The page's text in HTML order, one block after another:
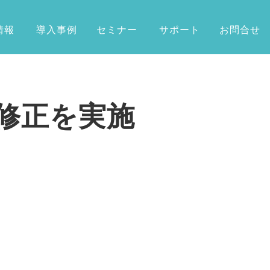
報 導入事例 セミナー サポート お問合せ
正を実施